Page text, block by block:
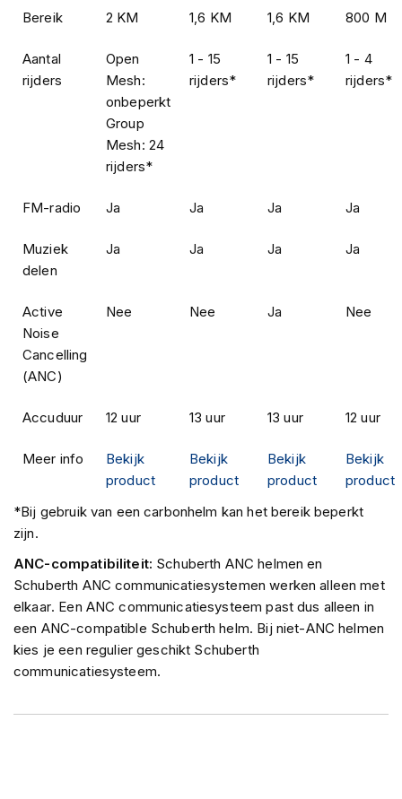
h
i
n
h
e
p
a
l
m
e
n
e
e
c
o
o
t
e
r
h
e
m
e
Bereik 2 KM 1,6 KM 1,6 KM 800 M
Aantal
rijders
Open
Mesh:
onbeperkt
Group
Mesh: 24
rijders*
1 - 15
rijders*
1 - 15
rijders*
1 - 4
rijders*
FM-radio Ja Ja Ja Ja
Muziek
delen
Ja Ja Ja Ja
Active
Noise
Cancelling
(ANC)
Nee Nee Ja Nee
Accuduur 12 uur 13 uur 13 uur 12 uur
Meer info
Bekijk
product
Bekijk
product
Bekijk
product
Bekijk
product
*Bij gebruik van een carbonhelm kan het bereik beperkt
zijn.
ANC-compatibiliteit: Schuberth ANC helmen en
Schuberth ANC communicatiesystemen werken alleen met
elkaar. Een ANC communicatiesysteem past dus alleen in
een ANC-compatible Schuberth helm. Bij niet-ANC helmen
kies je een regulier geschikt Schuberth
communicatiesysteem.